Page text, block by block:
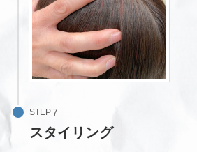
STEP
スタイリング